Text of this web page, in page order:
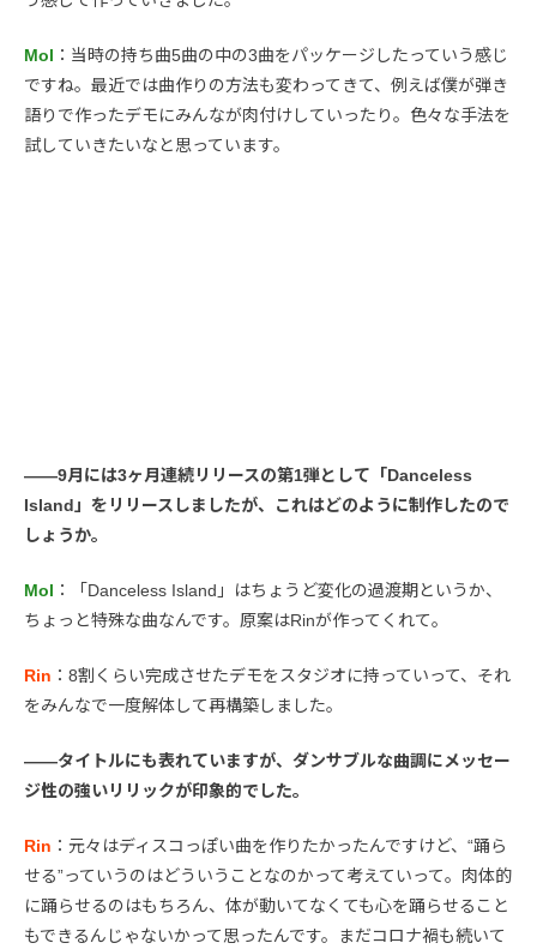
Mol ：当時の持ち曲5曲の中の3曲をパッケージしたっていう感じ
ですね。最近では曲作りの方法も変わってきて、例えば僕が弾き
語りで作ったデモにみんなが肉付けしていったり。色々な手法を
試していきたいなと思っています。
――9月には3ヶ月連続リリースの第1弾として「Danceless
Island」をリリースしましたが、これはどのように制作したので
しょうか。
Mol ：「Danceless Island」はちょうど変化の過渡期というか、
ちょっと特殊な曲なんです。原案はRinが作ってくれて。
Rin ：8割くらい完成させたデモをスタジオに持っていって、それ
をみんなで一度解体して再構築しました。
――タイトルにも表れていますが、ダンサブルな曲調にメッセー
ジ性の強いリリックが印象的でした。
Rin ：元々はディスコっぽい曲を作りたかったんですけど、“踊ら
せる”っていうのはどういうことなのかって考えていって。肉体的
に踊らせるのはもちろん、体が動いてなくても心を踊らせること
もできるんじゃないかって思ったんです。まだコロナ禍も続いて